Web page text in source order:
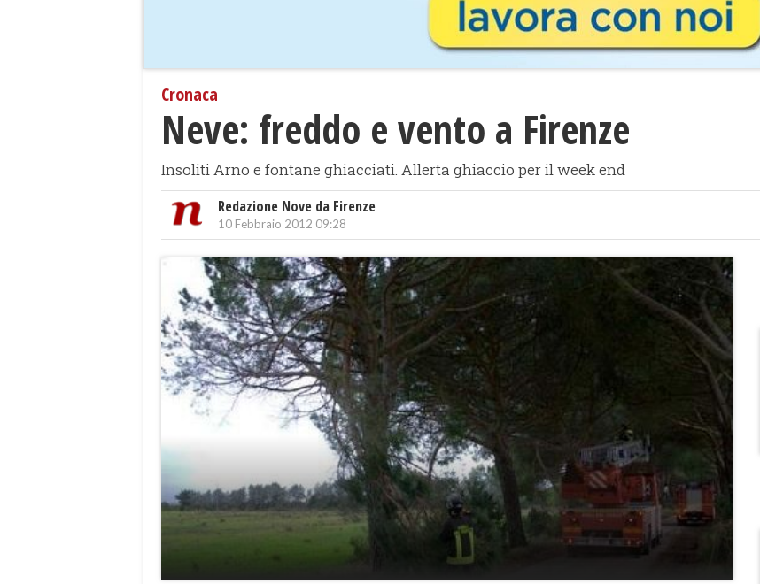
Cronaca
Neve: freddo e vento a Firenze
Insoliti Arno e fontane ghiacciati. Allerta ghiaccio per il week end
Redazione Nove da Firenze
10 Febbraio 2012 09:28